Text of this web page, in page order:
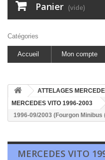
Panier (vide)
Catégories
Accueil Mon compte
ATTELAGES
MERCEDES VITO 1996-2003
1996-09/2003 (Fourgon Minibus
MERCEDES VITO